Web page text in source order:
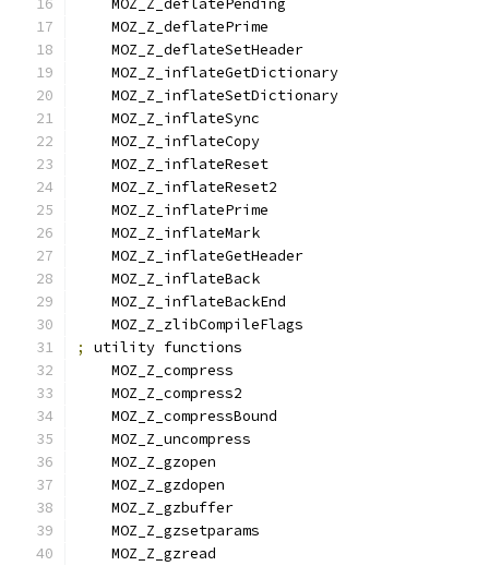
    MOZ_Z_deflatePending
    MOZ_Z_deflatePrime
    MOZ_Z_deflateSetHeader
    MOZ_Z_inflateGetDictionary
    MOZ_Z_inflateSetDictionary
    MOZ_Z_inflateSync
    MOZ_Z_inflateCopy
    MOZ_Z_inflateReset
    MOZ_Z_inflateReset2
    MOZ_Z_inflatePrime
    MOZ_Z_inflateMark
    MOZ_Z_inflateGetHeader
    MOZ_Z_inflateBack
    MOZ_Z_inflateBackEnd
    MOZ_Z_zlibCompileFlags
;
utility functions
    MOZ_Z_compress
    MOZ_Z_compress2
    MOZ_Z_compressBound
    MOZ_Z_uncompress
    MOZ_Z_gzopen
    MOZ_Z_gzdopen
    MOZ_Z_gzbuffer
    MOZ_Z_gzsetparams
    MOZ_Z_gzread